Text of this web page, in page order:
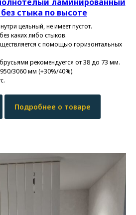
стыка по высоте
цельный, не имеет пустот.
каких либо стыков.
с помощью горизонтальных
рекомендуется от 38 до 73 мм.
3060 мм (+30%/40%).
Подробнее о товаре